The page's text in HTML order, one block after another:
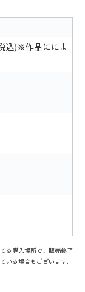
込)※作品にによ
る購入場所で、販売終了
いる場合もございます。